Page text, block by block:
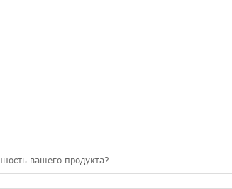
вашего продукта?